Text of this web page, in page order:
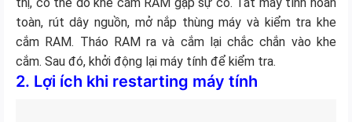
toàn, rút dây nguồn, mở nắp thùng máy và kiểm tra khe
cắm RAM. Tháo RAM ra và cắm lại chắc chắn vào khe
cắm. Sau đó, khởi động lại máy tính để kiểm tra.
2. Lợi ích khi restarting máy tính